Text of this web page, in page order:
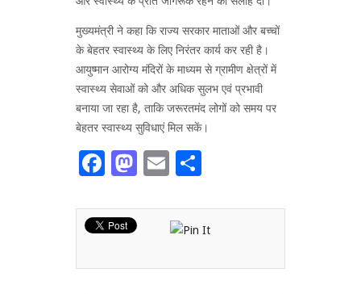
मुख्यमंत्री ने कहा कि राज्य सरकार माताओं और बच्चों
के बेहतर स्वास्थ्य के लिए निरंतर कार्य कर रही है।
आयुष्मान आरोग्य मंदिरों के माध्यम से ग्रामीण क्षेत्रों में
स्वास्थ्य सेवाओं को और अधिक सुलभ एवं प्रभावी
बनाया जा रहा है, ताकि जरूरतमंद लोगों को समय पर
बेहतर स्वास्थ्य सुविधाएं मिल सकें।
Facebook
Mastodon
Email